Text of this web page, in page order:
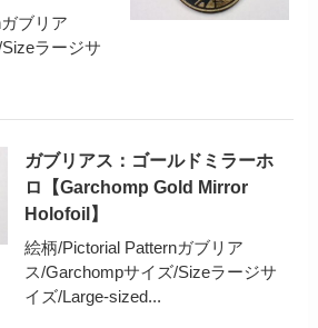
ブリア
ラージサ
ガブリアス：ゴールドミラーホ
ロ【Garchomp Gold Mirror
Holofoil】
絵柄/Pictorial Patternガブリア
ス/Garchompサイズ/Sizeラージサ
イズ/Large-sized...